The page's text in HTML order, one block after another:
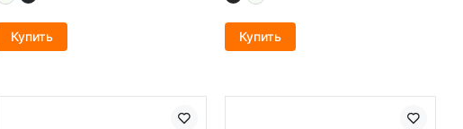
Купить Купить